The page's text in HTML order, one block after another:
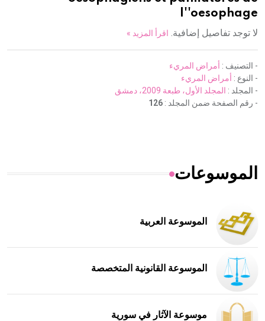
l''oesophage
لا توجد تفاصيل إضافية. اقرأ المزيد »
- التصنيف : أمراض المريء
- النوع : أمراض المريء
- المجلد : المجلد الأول، طبعة 2009، دمشق
- رقم الصفحة ضمن المجلد : 126
الموسوعات
الموسوعة العربية
الموسوعة القانونية المتخصصة
موسوعة الآثار في سورية